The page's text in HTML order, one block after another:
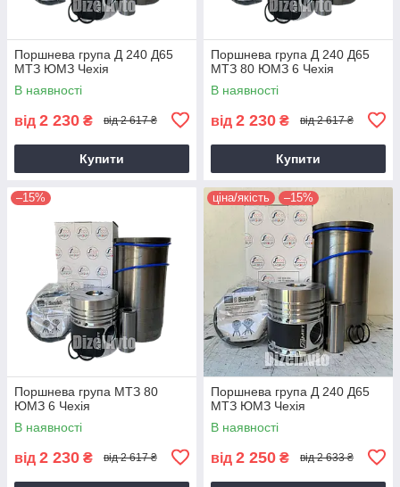
Поршнева група Д 240 Д65
МТЗ ЮМЗ Чехія
В наявності
від 2 230 ₴ від 2 617 ₴
Купити
Поршнева група Д 240 Д65
МТЗ 80 ЮМЗ 6 Чехія
В наявності
від 2 230 ₴ від 2 617 ₴
Купити
–15%
Поршнева група МТЗ 80
ЮМЗ 6 Чехія
В наявності
від 2 230 ₴ від 2 617 ₴
ціна/якість –15%
Поршнева група Д 240 Д65
МТЗ ЮМЗ Чехія
В наявності
від 2 250 ₴ від 2 633 ₴